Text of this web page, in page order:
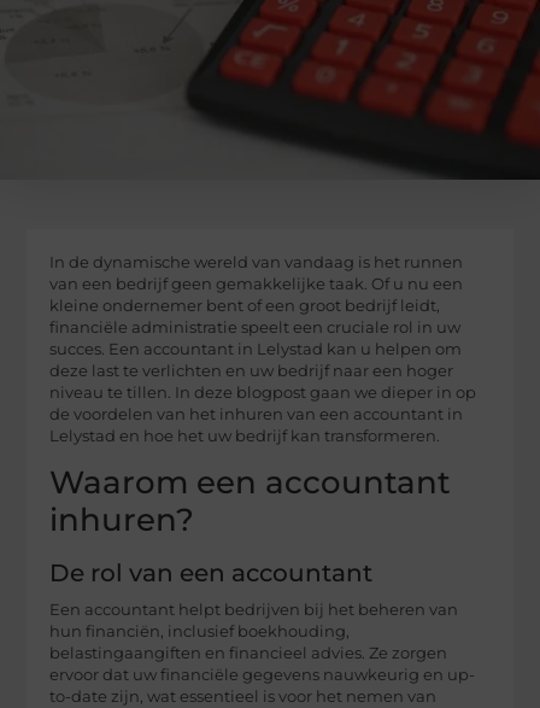
In de dynamische wereld van vandaag is het runnen
van een bedrijf geen gemakkelijke taak. Of u nu een
kleine ondernemer bent of een groot bedrijf leidt,
financiële administratie speelt een cruciale rol in uw
succes. Een accountant in Lelystad kan u helpen om
deze last te verlichten en uw bedrijf naar een hoger
niveau te tillen. In deze blogpost gaan we dieper in op
de voordelen van het inhuren van een accountant in
Lelystad en hoe het uw bedrijf kan transformeren.
Waarom een accountant
inhuren?
De rol van een accountant
Een accountant helpt bedrijven bij het beheren van
hun financiën, inclusief boekhouding,
belastingaangiften en financieel advies. Ze zorgen
ervoor dat uw financiële gegevens nauwkeurig en up-
to-date zijn, wat essentieel is voor het nemen van